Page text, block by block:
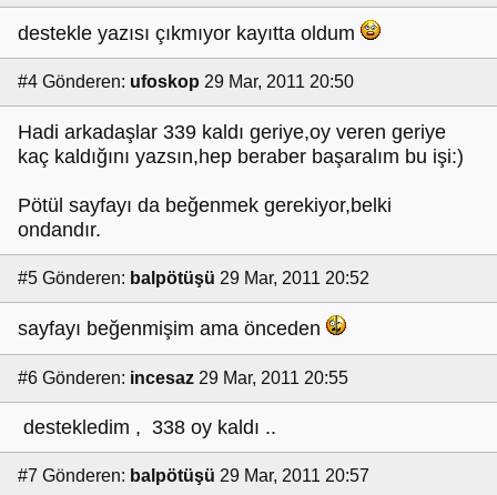
destekle yazısı çıkmıyor kayıtta oldum
#4 Gönderen: ufoskop 29 Mar, 2011 20:50
Hadi arkadaşlar 339 kaldı geriye,oy veren geriye
kaç kaldığını yazsın,hep beraber başaralım bu işi:)
Pötül sayfayı da beğenmek gerekiyor,belki
ondandır.
#5 Gönderen: balpötüşü 29 Mar, 2011 20:52
sayfayı beğenmişim ama önceden
#6 Gönderen: incesaz 29 Mar, 2011 20:55
destekledim , 338 oy kaldı ..
#7 Gönderen: balpötüşü 29 Mar, 2011 20:57